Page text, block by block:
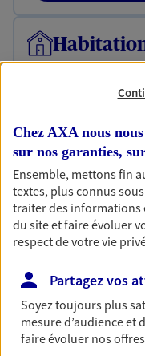
Votre logement
contrat Ma
protégeant ce qui
Découvrir l'offre
Garantie
Bricoleuse, féru de
accident du
Accident,
revenus.
Découvrir l'offre
Chez AXA nous
sur nos garanties,
Ensemble, mettons fin
textes, plus connus
traiter des informations
du site et faire évoluer
respect de votre vie
Partagez vos
Soyez toujours plus
mesure d’audience et
faire évoluer nos